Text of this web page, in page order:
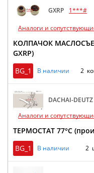
GXRP 1***#
Аналоги и
КОЛПАЧОК
GXRP)
BG_1
В наличии 2
DACHAI-
Аналоги и
ТЕРМОСТАТ 77°C
BG_1
В наличии 2